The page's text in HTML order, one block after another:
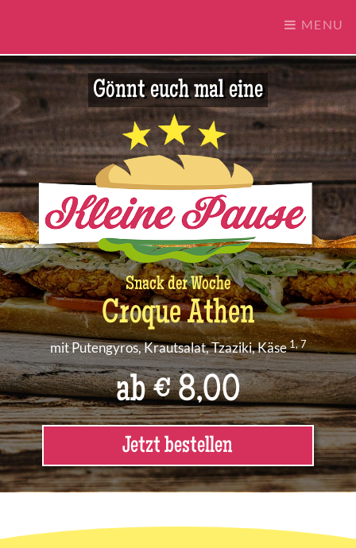
MENU
Gönnt euch mal eine
Snack der Woche
Croque Athen
mit Putengyros, Krautsalat, Tzaziki, Käse1, 7
ab € 8,00
Jetzt bestellen